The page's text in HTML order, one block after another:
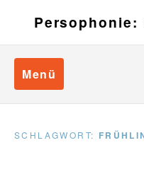
Persophonie:
Menü
SCHLAGWORT: